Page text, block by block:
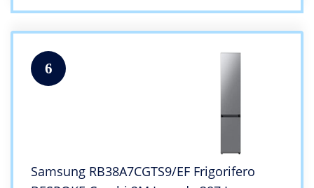
6
Samsung RB38A7CGTS9/EF Frigorifero